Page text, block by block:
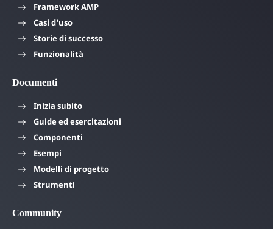
Framework AMP
Casi d'uso
Storie di successo
Funzionalità
Documenti
Inizia subito
Guide ed esercitazioni
Componenti
Esempi
Modelli di progetto
Strumenti
Community